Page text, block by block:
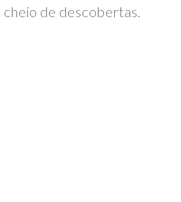
de descobertas.
Clipe de peito ajustável
de tamanho grande. Tecido